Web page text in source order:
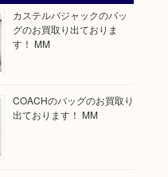
カステルバジャックのバッ
グのお買取り出ておりま
す！ MM
COACHのバッグのお買取り
出ております！ MM